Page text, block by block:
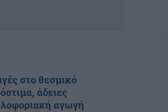
στο θεσμικό
άδειες
αγωγή